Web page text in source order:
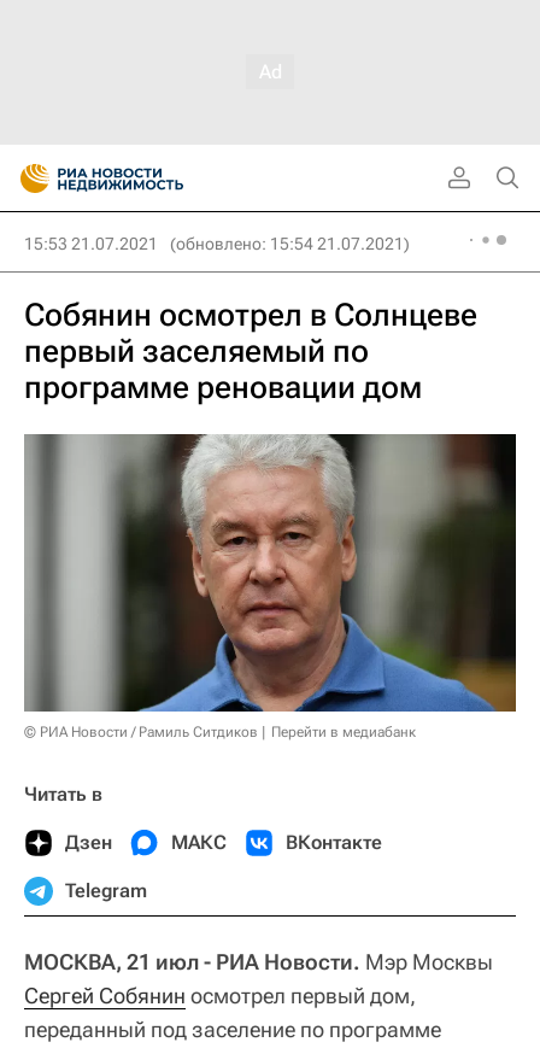
15:53 21.07.2021 (обновлено: 15:54 21.07.2021)
Собянин осмотрел в Солнцеве
первый заселяемый по
программе реновации дом
© РИА Новости / Рамиль Ситдиков Перейти в медиабанк
Читать в
Дзен МАКС ВКонтакте
Telegram
МОСКВА, 21 июл - РИА Новости. Мэр Москвы
Сергей Собянин осмотрел первый дом,
переданный под заселение по программе